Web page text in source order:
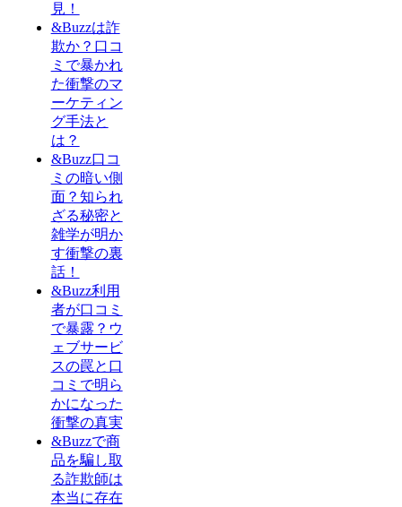
見！
&Buzzは詐
欺か？口コ
ミで暴かれ
た衝撃のマ
ーケティン
グ手法と
は？
&Buzz口コ
ミの暗い側
面？知られ
ざる秘密と
雑学が明か
す衝撃の裏
話！
&Buzz利用
者が口コミ
で暴露？ウ
ェブサービ
スの罠と口
コミで明ら
かになった
衝撃の真実
&Buzzで商
品を騙し取
る詐欺師は
本当に存在